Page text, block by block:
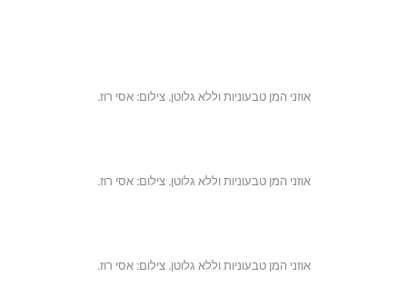
אוזני המן טבעוניות וללא גלוטן. צילום: אסי רוז.
אוזני המן טבעוניות וללא גלוטן. צילום: אסי רוז.
אוזני המן טבעוניות וללא גלוטן. צילום: אסי רוז.